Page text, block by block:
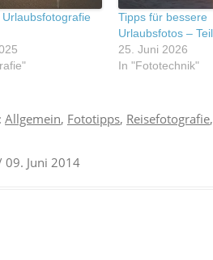
Tipps für bessere
Urlaubsfotos –
25. Juni 2026
In "Fototechnik"
Allgemein, Fototipps, Reisefotografie,
09. Juni 2014